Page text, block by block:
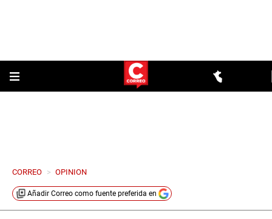
CORREO > OPINION
Añadir Correo como fuente preferida en